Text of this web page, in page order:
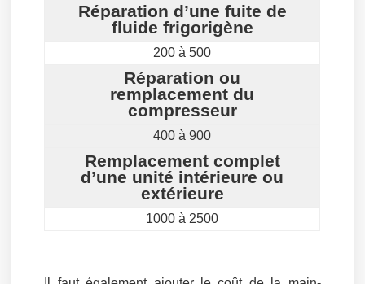
Réparation d’une fuite de
fluide frigorigène
200 à 500
Réparation ou
remplacement du
compresseur
400 à 900
Remplacement complet
d’une unité intérieure ou
extérieure
1000 à 2500